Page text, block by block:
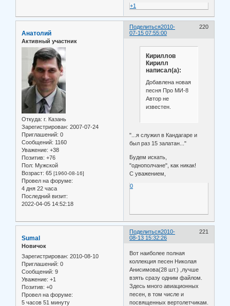
+1
Поделиться 220
2010-
07-15 07:55:00
Анатолий
Активный участник
Откуда: г. Казань
Зарегистрирован: 2007-07-24
Приглашений: 0
Сообщений: 1160
Уважение: +38
Позитив: +76
Пол: Мужской
Возраст: 65 [1960-08-16]
Провел на форуме:
4 дня 22 часа
Последний визит:
2022-04-05 14:52:18
Кириллов
Кирилл
написал(а):
Добавлена новая
песня Про МИ-8
Автор не
известен.
"...я служил в Кандагаре и
был раз 15 залатан..."
Будем искать,
"однополчане", как никак!
С уважением,
0
Поделиться 221
2010-
08-13 15:32:26
Sumal
Новичок
Зарегистрирован: 2010-08-10
Приглашений: 0
Сообщений: 9
Уважение: +1
Позитив: +0
Провел на форуме:
5 часов 51 минуту
Вот наиболее полная
коллекция песен Николая
Анисимова(28 шт.) ,лучше
взять сразу одним файлом.
Здесь много авиационных
песен, в том числе и
посвященных вертолетчикам.